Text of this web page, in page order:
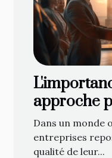
approche
dans le
Dans un monde
entreprises
qualité de leur...